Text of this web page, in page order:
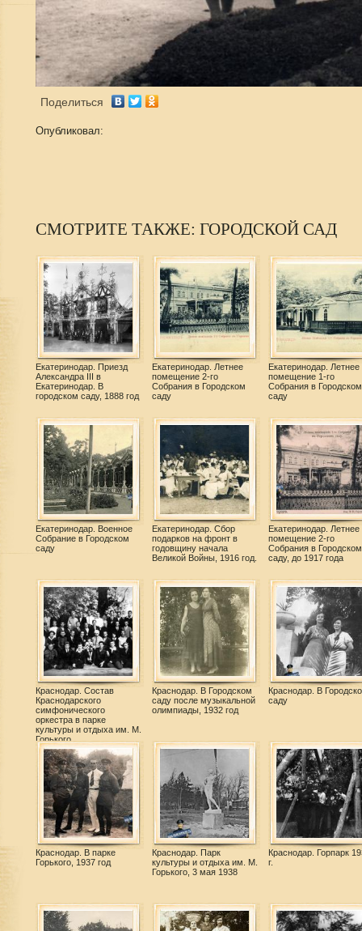
Поделиться
Опубликовал:
СМОТРИТЕ ТАКЖЕ: ГОРОДСКОЙ САД
Екатеринодар. Приезд
Александра III в
Екатеринодар. В
городском саду, 1888 год
Екатеринодар. Летнее
помещение 2-го
Собрания в Городском
саду
Екатеринодар. Летнее
помещение 1-го
Собрания в Городском
саду
Екатеринодар. Военное
Собрание в Городском
саду
Екатеринодар. Сбор
подарков на фронт в
годовщину начала
Великой Войны, 1916 год.
Екатеринодар. Летнее
помещение 2-го
Собрания в Городском
саду, до 1917 года
Краснодар. Состав
Краснодарского
симфонического
оркестра в парке
культуры и отдыха им. М.
Горького.
Краснодар. В Городском
саду после музыкальной
олимпиады, 1932 год
Краснодар. В
саду
Краснодар. В парке
Горького, 1937 год
Краснодар. Парк
культуры и отдыха им. М.
Горького, 3 мая 1938
Краснодар. Горпарк
г.